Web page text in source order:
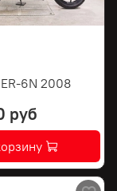
6N 2008
руб